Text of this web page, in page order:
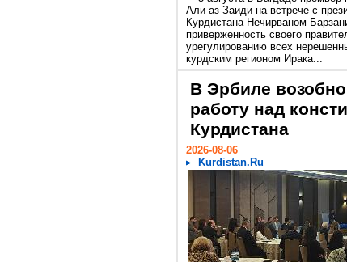
Али аз-Заиди на встрече с
Курдистана Нечирваном
приверженность своего
урегулированию всех
курдским регионом Ирака...
В Эрбиле
работу над
Курдистана
2026-08-06
Kurdistan.Ru